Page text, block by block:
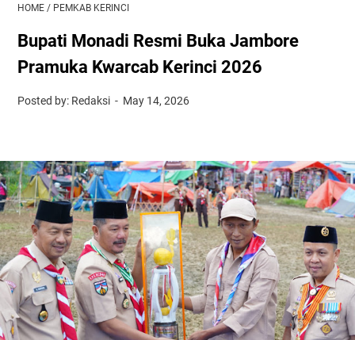
HOME / PEMKAB KERINCI
Bupati Monadi Resmi Buka Jambore
Pramuka Kwarcab Kerinci 2026
Posted by: Redaksi May 14, 2026